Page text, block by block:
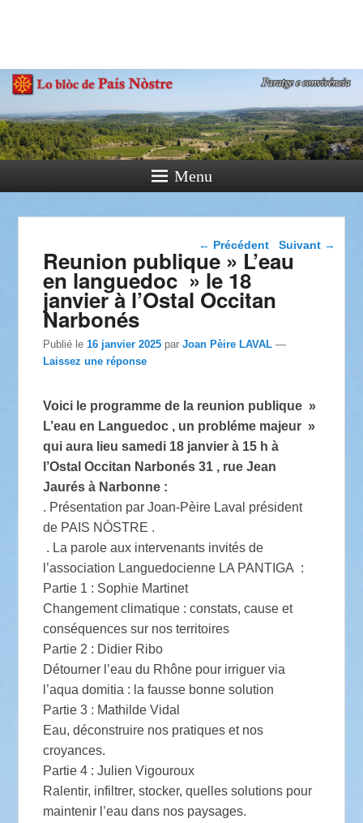
Paratge e Convivència
Menu
Navigation dans les
← Précédent Suivant →
Reunion publique » L’eau
en languedoc » le 18
janvier à l’Ostal Occitan
Narbonés
Publié le16 janvier 2025 parJoan Pèire LAVAL —
Laissez une réponse
Voici le programme de la reunion publique »
L’eau en Languedoc , un probléme majeur »
qui aura lieu samedi 18 janvier à 15 h à
l’Ostal Occitan Narbonés 31 , rue Jean
Jaurés à Narbonne :
. Présentation par Joan-Pèire Laval président
de PAIS NÒSTRE .
. La parole aux intervenants invités de
l’association Languedocienne LA PANTIGA :
Partie 1 : Sophie Martinet
Changement climatique : constats, cause et
conséquences sur nos territoires
Partie 2 : Didier Ribo
Détourner l’eau du Rhône pour irriguer via
l’aqua domitia : la fausse bonne solution
Partie 3 : Mathilde Vidal
Eau, déconstruire nos pratiques et nos
croyances.
Partie 4 : Julien Vigouroux
Ralentir, infiltrer, stocker, quelles solutions pour
maintenir l’eau dans nos paysages.